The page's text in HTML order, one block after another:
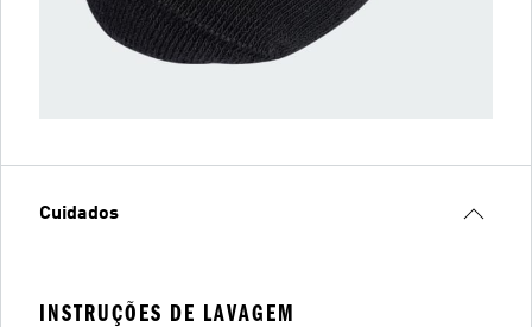
Cuidados
INSTRUÇÕES DE LAVAGEM